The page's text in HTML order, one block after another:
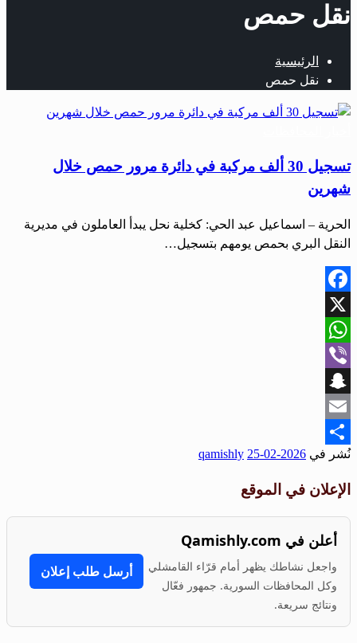
نقل حمص
الرئيسية
نقل حمص
تسجيل 30 ألف مركبة في دائرة مرور حمص خلال
شهرين
الحرية – اسماعيل عبد الحي: كخلية نحل يبدأ العاملون في مديرية
النقل البري بحمص يومهم بتسجيل…
Facebook
X
WhatsApp
Viber
Snapchat
Email
Share
نُشر في 2026-02-25
qamishly
الإعلان في الموقع
أعلن في Qamishly.com
واجعل نشاطك يظهر أمام قرّاء القامشلي
وكل المحافظات السورية. جمهور فعّال
ونتائج سريعة.
أرسل طلب إعلان